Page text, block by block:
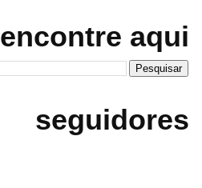
encontre aqui
seguidores